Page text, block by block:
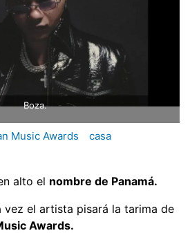
Boza.
Music Awards
casa
alto el nombre de Panamá.
vez el artista pisará la tarima de
Awards.